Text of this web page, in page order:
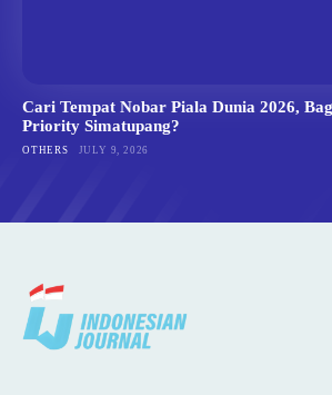
Cari Tempat Nobar Piala Dunia 2026,
Priority Simatupang?
OTHERS JULY 9, 2026